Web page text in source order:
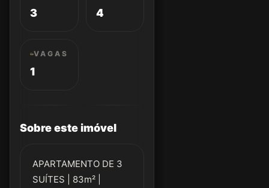
3 4
VAGAS
1
Sobre este imóvel
APARTAMENTO DE 3
SUÍTES | 83m² |